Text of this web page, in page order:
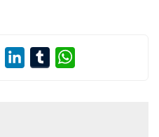
PinterestLinkedInTumblr